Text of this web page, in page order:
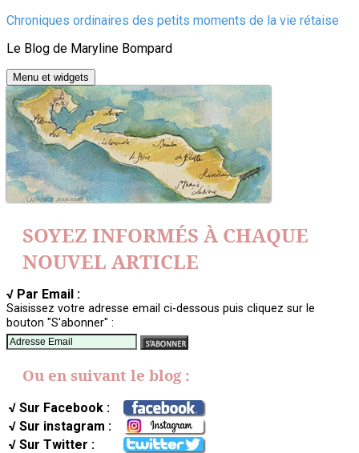
Aller
contenu
Chroniques ordinaires des petits moments de la vie rétaise
Le Blog de Maryline Bompard
Menu et widgets
SOYEZ INFORMÉS À CHAQUE
NOUVEL ARTICLE
√ Par Email :
Saisissez votre adresse email ci-dessous puis cliquez sur le
bouton "S'abonner" :
Ou en suivant le blog :
√ Sur Facebook :
√ Sur instagram :
√ Sur Twitter :